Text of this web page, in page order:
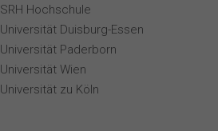
SRH Hochschule
Universität Duisburg-Essen
Universität Paderborn
Universität Wien
Universität zu Köln